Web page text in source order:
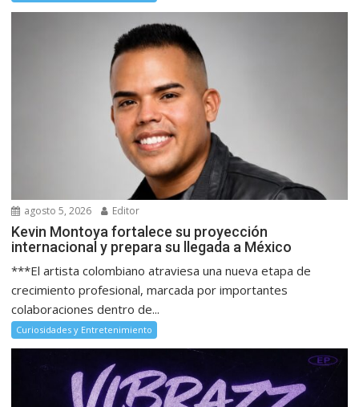
agosto 5, 2026 Editor
Kevin Montoya fortalece su proyección
internacional y prepara su llegada a México
***El artista colombiano atraviesa una nueva etapa de
crecimiento profesional, marcada por importantes
colaboraciones dentro de...
Curiosidades y Entretenimiento